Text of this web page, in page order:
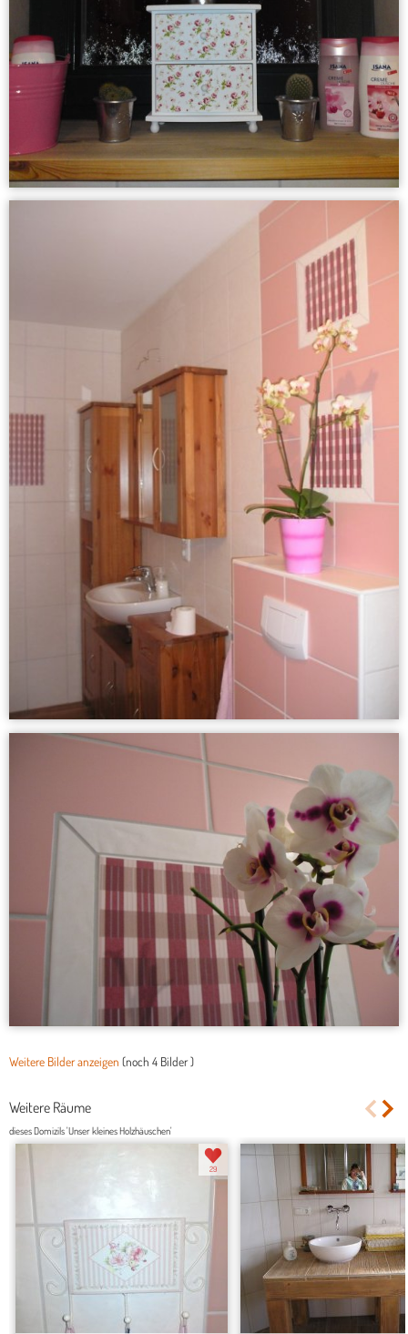
Weitere Bilder anzeigen (noch 4 Bilder)
Weitere Räume
dieses Domizils 'Unser kleines Holzhäuschen'
29